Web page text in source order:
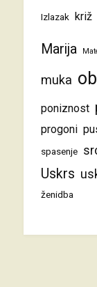
Izlazak križ
Marija
muka
poniznost
progoni
spasenje
Uskrs
ženidba